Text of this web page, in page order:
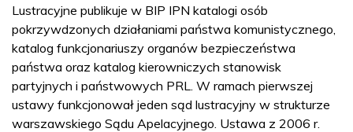
Lustracyjne publikuje w BIP IPN katalogi osób
pokrzywdzonych działaniami państwa komunistycznego,
katalog funkcjonariuszy organów bezpieczeństwa
państwa oraz katalog kierowniczych stanowisk
partyjnych i państwowych PRL. W ramach pierwszej
ustawy funkcjonował jeden sąd lustracyjny w strukturze
warszawskiego Sądu Apelacyjnego. Ustawa z 2006 r.